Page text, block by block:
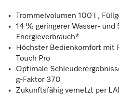
Trommelvolumen 100 l ,
14 % geringerer Wasser- und
Energieverbrauch*
Höchster Bedienkomfort mit
Touch Pro
Optimale
g-Faktor 370
Zukunftsfähig vernetzt per